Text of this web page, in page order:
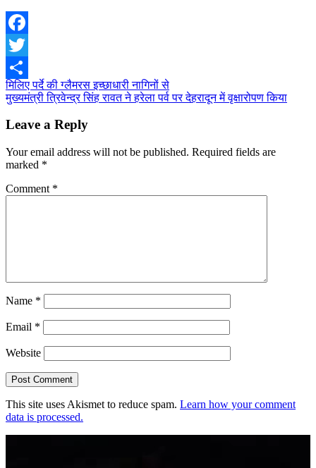
Facebook
Twitter
Share
Post
navigation
मिलिए पर्दे की ग्लैमरस इच्छाधारी नागिनों से
मुख्यमंत्री त्रिवेन्द्र सिंह रावत ने हरेला पर्व पर देहरादून में वृक्षारोपण किया
Leave a Reply
Your email address will not be published. Required fields are
marked *
Comment *
Name *
Email *
Website
This site uses Akismet to reduce spam. Learn how your comment
data is processed.